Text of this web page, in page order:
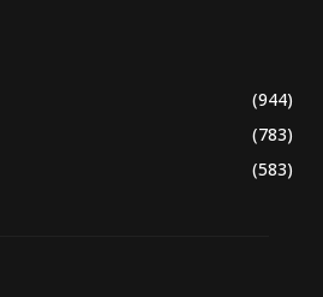
(944)
(783)
(583)